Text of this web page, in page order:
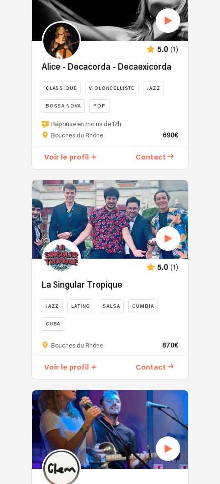
5.0 (1)
Alice - Decacorda - Decaexicorda
CLASSIQUE VIOLONCELLISTE JAZZ
BOSSA NOVA POP
Réponse en moins de 12h
Bouches du Rhône
690€
Voir le profil Contact
5.0 (1)
La Singular Tropique
JAZZ LATINO SALSA CUMBIA
CUBA
Bouches du Rhône 870€
Voir le profil Contact